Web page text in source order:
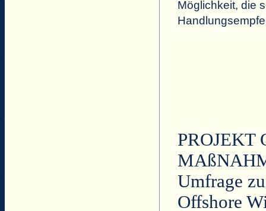
Möglichkeit, die
PROJEKT
Umfrage
Offshore